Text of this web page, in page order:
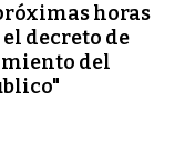
horas
decreto de
del